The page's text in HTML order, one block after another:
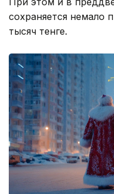
сохраняется немало
тысяч тенге.